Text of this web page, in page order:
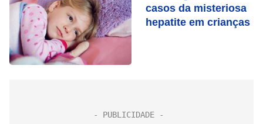
casos da misteriosa
hepatite em crianças